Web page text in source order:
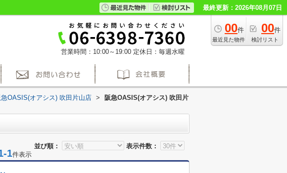
最終更新：2026年08月07日
00件
最近見た物件
00件
検討リスト
営業時間：10:00～19:00 定休日：毎週水曜
急OASIS(オアシス) 吹田片山店 >
阪急OASIS(オアシス) 吹田片
並び順： 表示件数：
1件表示